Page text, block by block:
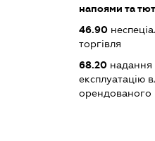
напоями та
46.90
торгівля
68.20надання
експлуатацію
орендованого